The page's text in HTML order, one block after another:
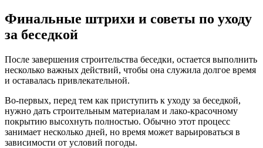
Финальные штрихи и советы по уходу
за беседкой
После завершения строительства беседки, остается выполнить
несколько важных действий, чтобы она служила долгое время
и оставалась привлекательной.
Во-первых, перед тем как приступить к уходу за беседкой,
нужно дать строительным материалам и лако-красочному
покрытию высохнуть полностью. Обычно этот процесс
занимает несколько дней, но время может варьироваться в
зависимости от условий погоды.